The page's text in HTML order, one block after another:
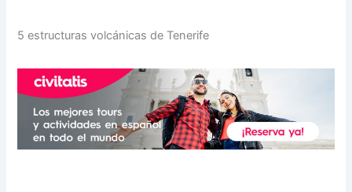
5 estructuras volcánicas de Tenerife